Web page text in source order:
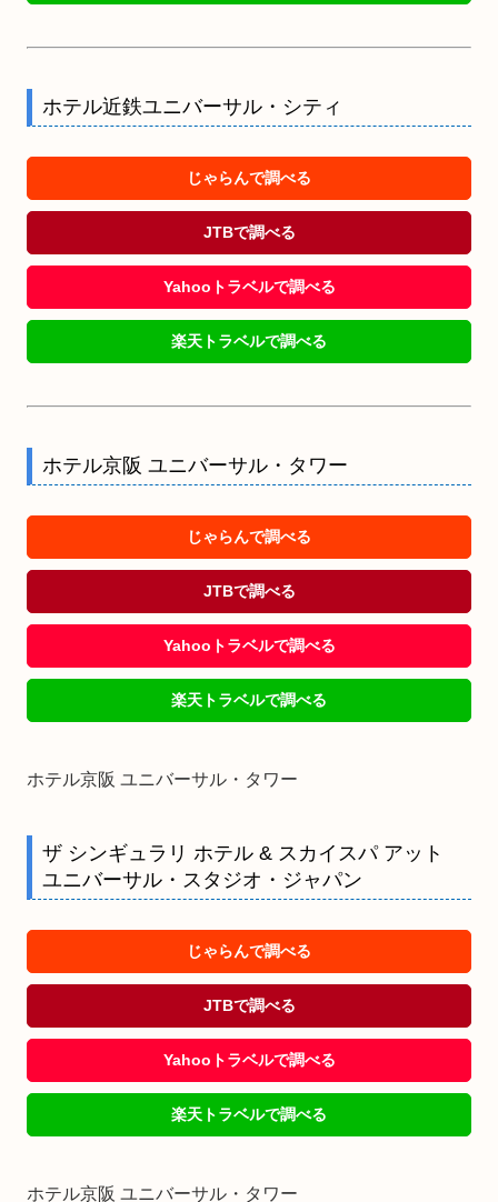
ホテル近鉄ユニバーサル・シティ
じゃらんで調べる
JTBで調べる
Yahooトラベルで調べる
楽天トラベルで調べる
ホテル京阪 ユニバーサル・タワー
じゃらんで調べる
JTBで調べる
Yahooトラベルで調べる
楽天トラベルで調べる
ホテル京阪 ユニバーサル・タワー
ザ シンギュラリ ホテル & スカイスパ アット
ユニバーサル・スタジオ・ジャパン
じゃらんで調べる
JTBで調べる
Yahooトラベルで調べる
楽天トラベルで調べる
ホテル京阪 ユニバーサル・タワー